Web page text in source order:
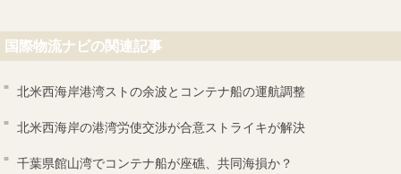
国際物流ナビの関連記事
北米西海岸港湾ストの余波とコンテナ船の運航調整
北米西海岸の港湾労使交渉が合意ストライキが解決
千葉県館山湾でコンテナ船が座礁、共同海損か？